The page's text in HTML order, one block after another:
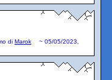
di Marok ~ 05/05/2023,